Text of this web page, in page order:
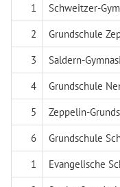
1
Schweitzer-
2
Grundschule
3
Saldern-
4
Grundschule
5
Zeppelin-
6
Grundschule
1
Evangelische